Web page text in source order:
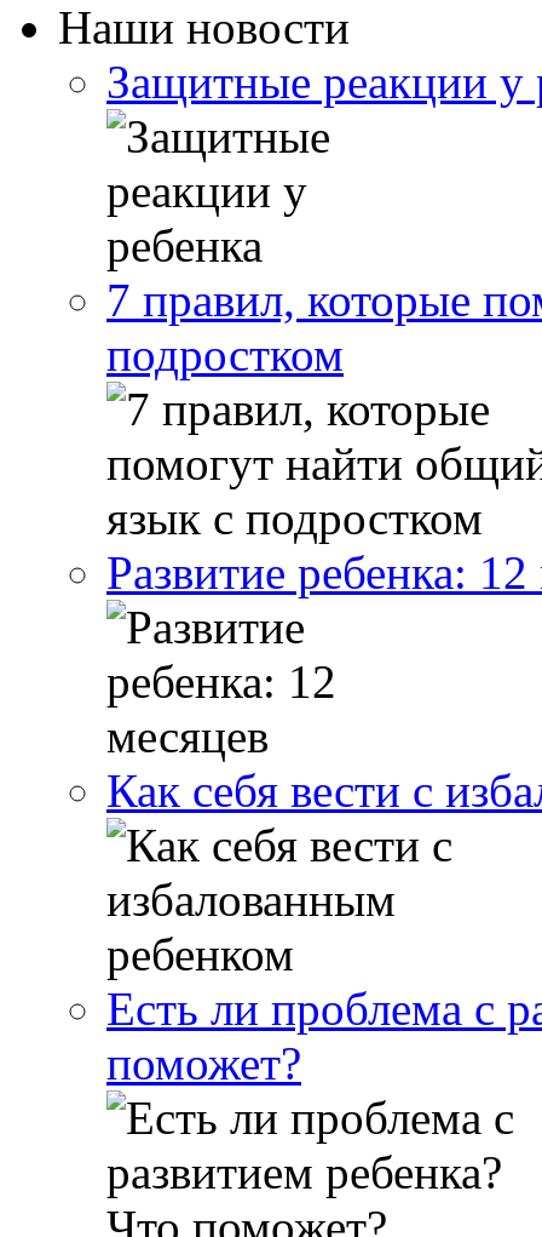
Наши новости
Защитные реакции у
7 правил, которые
подростком
Развитие ребенка:
Как себя вести с
Есть ли проблема с
поможет?